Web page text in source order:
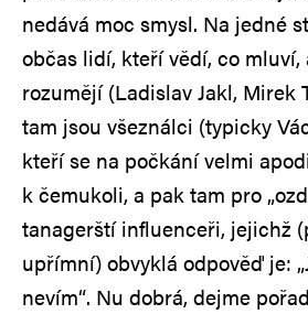
nedává moc smysl. Na jedné
občas lidí, kteří vědí, co mluví,
rozumějí (Ladislav Jakl, Mirek
tam jsou všeználci (typicky
kteří se na počkání velmi
k čemukoli, a pak tam pro
tanagerští influenceři, jejichž
upřímní) obvyklá odpověď je:
nevím“. Nu dobrá, dejme